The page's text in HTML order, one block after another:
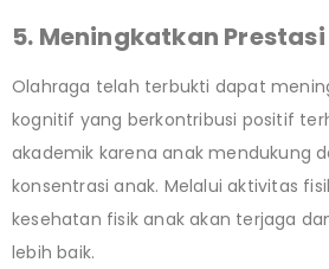
5. Meningkatkan
Olahraga telah terbukti dapat
kognitif yang berkontribusi positif
akademik karena anak mendukung
konsentrasi anak. Melalui aktivitas
kesehatan fisik anak akan terjaga
lebih baik.